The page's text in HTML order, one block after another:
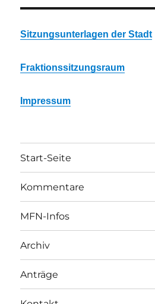
Sitzungsunterlagen der Stadt
Fraktionssitzungsraum
Impressum
Start-Seite
Kommentare
MFN-Infos
Archiv
Anträge